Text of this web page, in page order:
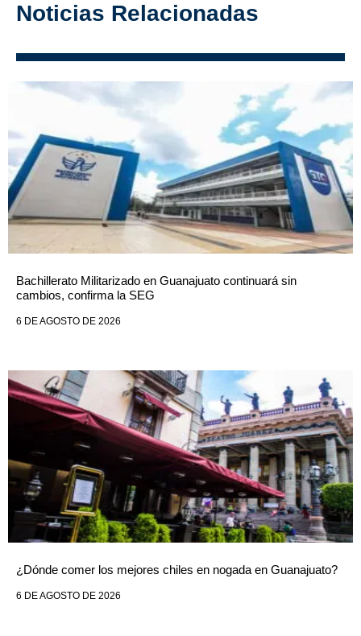
Noticias Relacionadas
Bachillerato Militarizado en Guanajuato continuará sin
cambios, confirma la SEG
6 DE AGOSTO DE 2026
¿Dónde comer los mejores chiles en nogada en Guanajuato?
6 DE AGOSTO DE 2026